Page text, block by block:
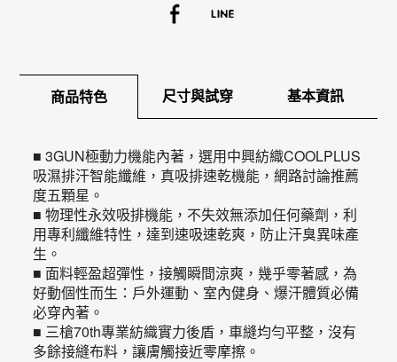
商品特色 尺寸與試穿 基本資訊
■ 3GUN極動力機能內著，選用中興紡織COOLPLUS
吸濕排汗智能纖維，真吸排速乾機能，網路討論推薦
度五顆星。
■ 物理性永效吸排機能，不失效無添加任何藥劑，利
用專利纖維特性，達到速吸速乾爽，防止汗臭異味產
生。
■ 面料輕盈超彈性，接觸瞬間涼爽，幾乎零著感，為
好動個性而生：戶外運動、室內健身、爆汗體質必備
必穿內著。
■ 三槍70th專業紡織實力後盾，車縫均勻平整，沒有
多餘接縫布料，讓膚觸接近零摩擦。